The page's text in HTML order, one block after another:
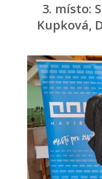
3. místo:
Kupková,